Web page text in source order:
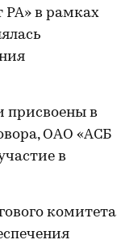
РА» в рамках
присвоены в
ОАО «АСБ
в
комитета